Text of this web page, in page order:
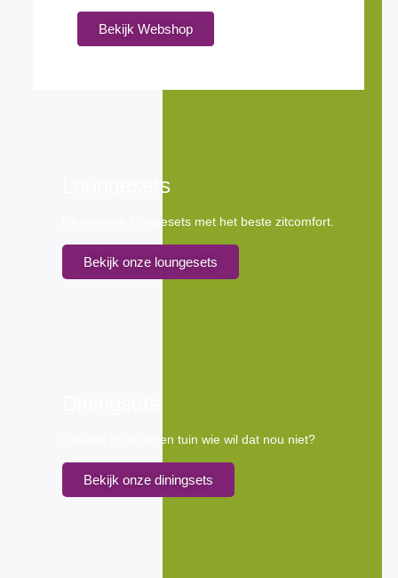
Bekijk Webshop
Loungesets
De mooiste loungesets met het beste zitcomfort.
Bekijk onze loungesets
Dineren in uw eigen tuin wie wil dat nou niet?
Bekijk onze diningsets